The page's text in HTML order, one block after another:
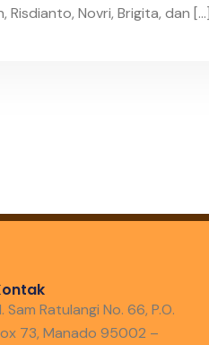
Novri, Brigita, dan
Sam Ratulangi No. 66, P.O.
73, Manado 95002 –